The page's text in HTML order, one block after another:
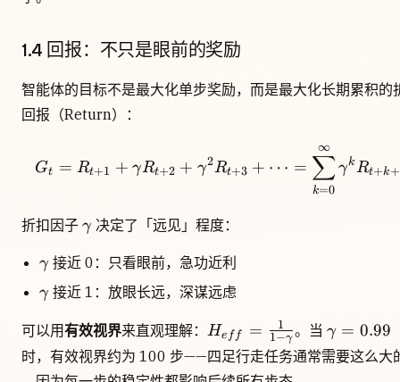
1.4 回报：不只是眼前的奖励
智能体的目标不是最大化单步奖励，而是最大化长期累积的
回报（Return）：
G_t = R_{t+1} +
Gt = Rt+1 + γRt+2 + γ2Rt+3 + ⋯ =
k=0
∑
∞
γkRt+k+
折扣因子 \gamma
γ 决定了「远见」程度：
\gamma
γ 接近 0：只看眼前，急功近利
\gamma
γ 接近 1：放眼长远，深谋远虑
可以用有效视界来直观理解：
H_{eff}
=
\frac{1}
He f f = 1−γ
1 。当 \gamma
= 0.99
γ = 0.99
时，有效视界约为 100 步——四足行走任务通常需要这么大